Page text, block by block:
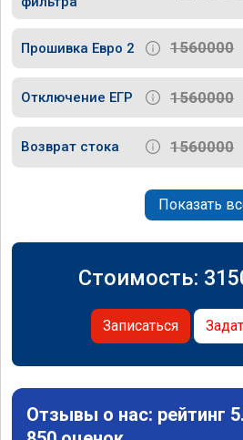
Прошивка Евро 2 1560000
Отключение ЕГР 1560000
Возврат стока 1560000
Показать
Стоимость:
Записаться
Отзывы о нас: рейтинг